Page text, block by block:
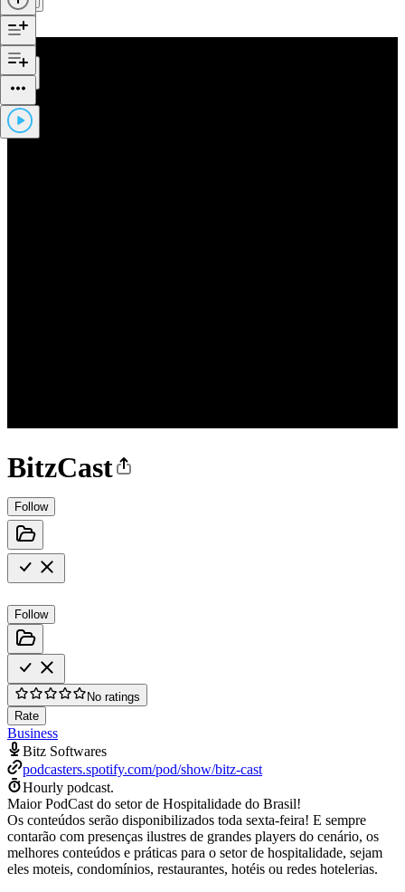
BitzCast
Follow
Follow
No ratings
Rate
Business
Bitz Softwares
podcasters.spotify.com/pod/show/bitz-cast
Hourly podcast.
Maior PodCast do setor de Hospitalidade do Brasil!
Os conteúdos serão disponibilizados toda sexta-feira! E sempre
contarão com presenças ilustres de grandes players do cenário, os
melhores conteúdos e práticas para o setor de hospitalidade, sejam
eles moteis, condomínios, restaurantes, hotéis ou redes hotelerias.